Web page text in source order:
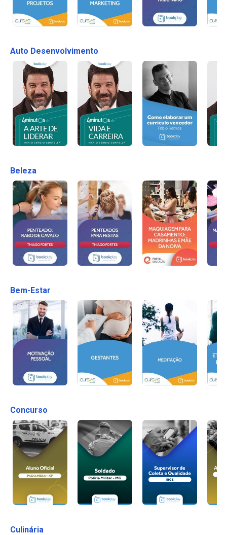
Auto Desenvolvimento
Beleza
Bem-Estar
Concurso
Culinária